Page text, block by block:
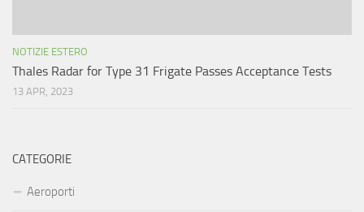
NOTIZIE ESTERO
Thales Radar for Type 31 Frigate Passes Acceptance Tests
13 APR, 2023
CATEGORIE
Aeroporti